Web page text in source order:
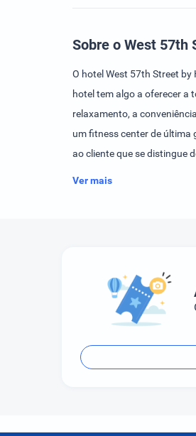
Sobre o West 57th
O hotel West 57th Street
hotel tem algo a oferecer a
relaxamento, a
um fitness center de última
ao cliente que se distingue
Ver mais